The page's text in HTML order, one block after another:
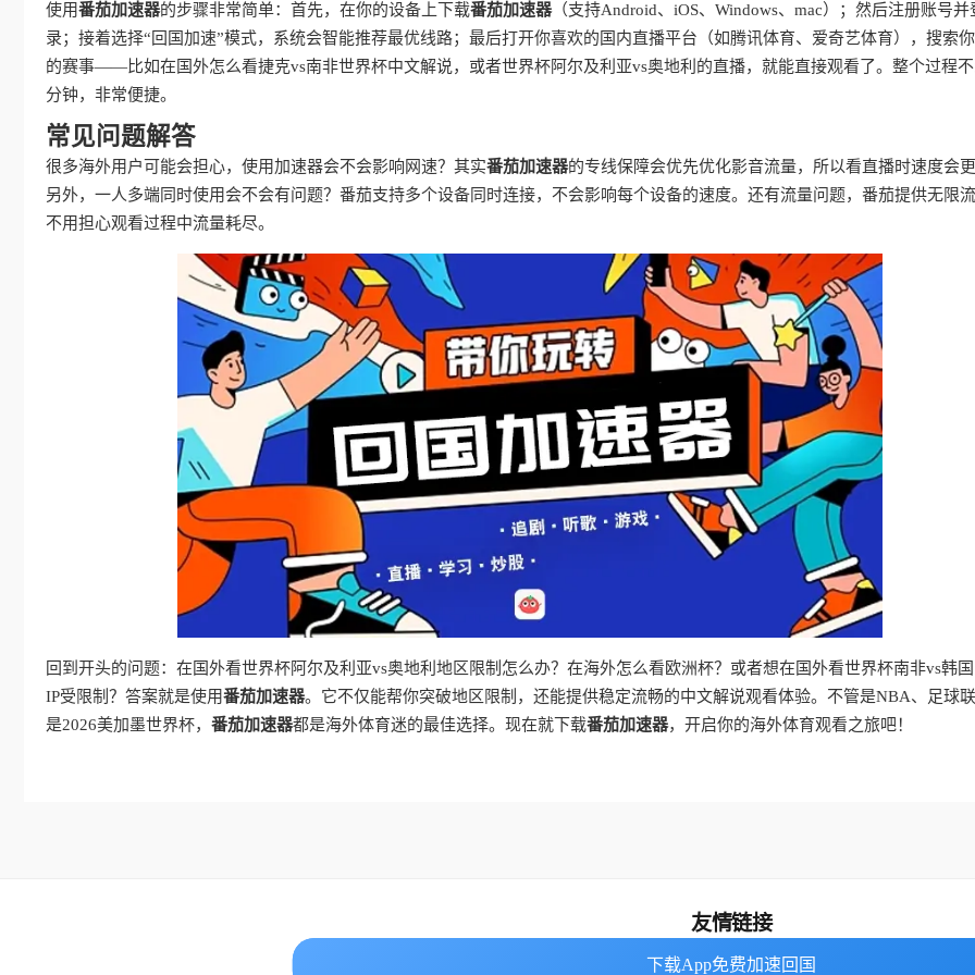
使用番茄加速器的步骤非常简单：首先，在你的设备上下载番茄加速器（支持Android、iOS、Windows、mac）；然后注册账号并
录；接着选择“回国加速”模式，系统会智能推荐最优线路；最后打开你喜欢的国内直播平台（如腾讯体育、爱奇艺体育），搜索
的赛事——比如在国外怎么看捷克vs南非世界杯中文解说，或者世界杯阿尔及利亚vs奥地利的直播，就能直接观看了。整个过程
分钟，非常便捷。
常见问题解答
很多海外用户可能会担心，使用加速器会不会影响网速？其实番茄加速器的专线保障会优先优化影音流量，所以看直播时速度会更
另外，一人多端同时使用会不会有问题？番茄支持多个设备同时连接，不会影响每个设备的速度。还有流量问题，番茄提供无限流
不用担心观看过程中流量耗尽。
回到开头的问题：在国外看世界杯阿尔及利亚vs奥地利地区限制怎么办？在海外怎么看欧洲杯？或者想在国外看世界杯南非vs韩
IP受限制？答案就是使用番茄加速器。它不仅能帮你突破地区限制，还能提供稳定流畅的中文解说观看体验。不管是NBA、足球
是2026美加墨世界杯， 番茄加速器都是海外体育迷的最佳选择。现在就下载番茄加速器，开启你的海外体育观看之旅吧！
下载App免费加速回国
下载App免费加速回国
友情链接